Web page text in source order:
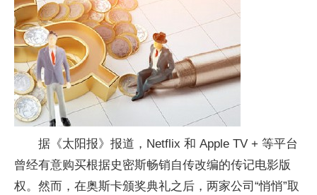
据《太阳报》报道，Netflix 和 Apple TV + 等平台
曾经有意购买根据史密斯畅销自传改编的传记电影版
权。然而，在奥斯卡颁奖典礼之后，两家公司“悄悄”取